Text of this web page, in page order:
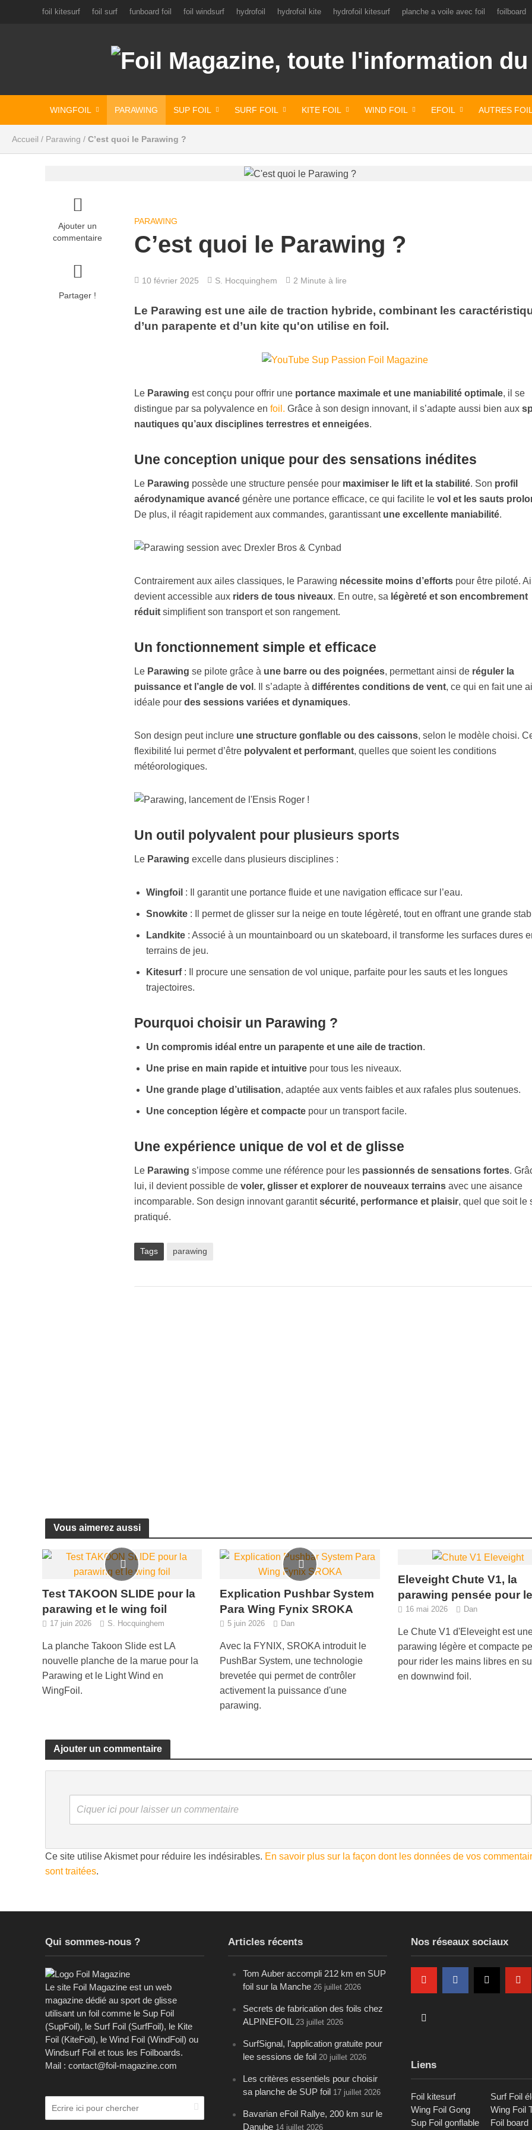
foil kitesurf foil surf funboard foil foil windsurf hydrofoil hydrofoil kite hydrofoil kitesurf planche a voile avec foil foilboard
WINGFOIL PARAWING SUP FOIL SURF FOIL KITE FOIL WIND FOIL EFOIL AUTRES
Accueil / Parawing / C’est quoi le Parawing ?
Ajouter un
commentaire
Partager !
PARAWING
C’est quoi le Parawing ?
10 février 2025 S. Hocquinghem 2 Minute à lire
Le Parawing est une aile de traction hybride, combinant les
d’un parapente et d’un kite qu'on utilise en foil.
Le Parawing est conçu pour offrir une portance maximale et une maniabilité optimale, il se
distingue par sa polyvalence en foil. Grâce à son design innovant, il s’adapte aussi bien aux
nautiques qu’aux disciplines terrestres et enneigées.
Une conception unique pour des sensations inédites
Le Parawing possède une structure pensée pour maximiser le lift et la stabilité. Son profil
aérodynamique avancégénère une portance efficace, ce qui facilite le vol et les sauts
De plus, il réagit rapidement aux commandes, garantissant une excellente maniabilité.
Contrairement aux ailes classiques, le Parawing nécessite moins d’effortspour être piloté.
devient accessible aux riders de tous niveaux. En outre, sa légèreté et son encombrement
réduitsimplifient son transport et son rangement.
Un fonctionnement simple et efficace
Le Parawing se pilote grâce à une barre ou des poignées, permettant ainsi de réguler la
puissance et l’angle de vol . Il s’adapte à différentes conditions de vent, ce qui en fait une
idéale pour des sessions variées et dynamiques.
Son design peut inclure une structure gonflable ou des caissons, selon le modèle choisi.
flexibilité lui permet d’être polyvalent et performant, quelles que soient les conditions
météorologiques.
Un outil polyvalent pour plusieurs sports
Le Parawing excelle dans plusieurs disciplines :
Wingfoil : Il garantit une portance fluide et une navigation efficace sur l’eau.
Snowkite: Il permet de glisser sur la neige en toute légèreté, tout en offrant une grande
Landkite: Associé à un mountainboard ou un skateboard, il transforme les surfaces dures
terrains de jeu.
Kitesurf: Il procure une sensation de vol unique, parfaite pour les sauts et les longues
trajectoires.
Pourquoi choisir un Parawing ?
Un compromis idéal entre un parapente et une aile de traction.
Une prise en main rapide et intuitivepour tous les niveaux.
Une grande plage d’utilisation, adaptée aux vents faibles et aux rafales plus soutenues.
Une conception légère et compactepour un transport facile.
Une expérience unique de vol et de glisse
Le Parawing s’impose comme une référence pour les passionnés de sensations fortes.
lui, il devient possible de voler, glisser et explorer de nouveaux terrainsavec une aisance
incomparable. Son design innovant garantitsécurité, performance et plaisir, quel que soit le
pratiqué.
Tags parawing
Vous aimerez aussi
Test TAKOON SLIDE pour la
parawing et le wing foil
17 juin 2026 S. Hocquinghem
La planche Takoon Slide est LA
nouvelle planche de la marue pour la
Parawing et le Light Wind en
WingFoil.
Explication Pushbar System
Para Wing Fynix SROKA
5 juin 2026 Dan
Avec la FYNIX, SROKA introduit le
PushBar System, une technologie
brevetée qui permet de contrôler
activement la puissance d'une
parawing.
Eleveight Chute V1, la
parawing pensée pour
16 mai 2026 Dan
Le Chute V1 d'Eleveight est
parawing légère et compacte
pour rider les mains libres en
en downwind foil.
Ajouter un commentaire
Ciquer ici pour laisser un commentaire
Ce site utilise Akismet pour réduire les indésirables. En savoir plus sur la façon dont les données de vos
sont traitées.
Qui sommes-nous ?
Le site Foil Magazine est un web
magazine dédié au sport de glisse
utilisant un foil comme le Sup Foil
(SupFoil), le Surf Foil (SurfFoil), le Kite
Foil (KiteFoil), le Wind Foil (WindFoil) ou
Windsurf Foil et tous les Foilboards.
Mail : contact@foil-magazine.com
Articles récents
Tom Auber accompli 212 km en SUP
foil sur la Manche 26 juillet 2026
Secrets de fabrication des foils chez
ALPINEFOIL 23 juillet 2026
SurfSignal, l’application gratuite pour
lee sessions de foil 20 juillet 2026
Les critères essentiels pour choisir
sa planche de SUP foil 17 juillet 2026
Bavarian eFoil Rallye, 200 km sur le
Danube 14 juillet 2026
Nos réseaux sociaux
Liens
Foil kitesurf
Surf Foil
Wing Foil Gong
Wing Foil
Sup Foil gonflable
Foil board